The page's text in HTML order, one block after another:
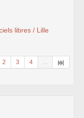
libres / Lille
2 3 4 ...